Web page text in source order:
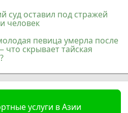
суд оставил под стражей
человек
певица умерла после
скрывает тайская
услуги в Азии